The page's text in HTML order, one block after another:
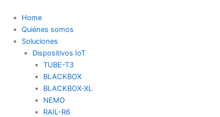
contenido
Home
Quiénes somos
Soluciones
Dispositivos IoT
TUBE-T3
BLACKBOX
BLACKBOX-XL
NEMO
RAIL-R6